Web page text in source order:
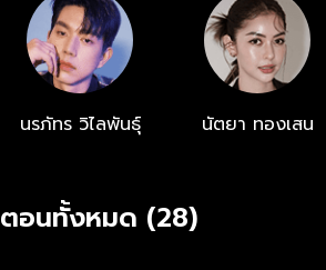
นรภัทร วิไลพันธุ์ นัตยา ทองเสน
ตอนทั้งหมด (28)